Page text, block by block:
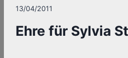
13/04/2011
Ehre für Sylvia